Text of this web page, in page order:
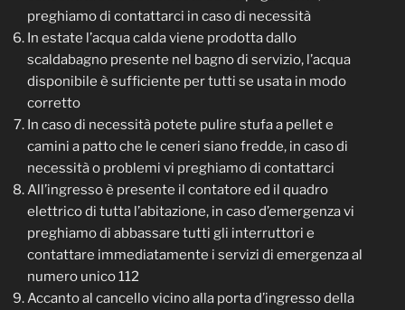
preghiamo di contattarci in caso di necessità
In estate l’acqua calda viene prodotta dallo
scaldabagno presente nel bagno di servizio, l’acqua
disponibile è sufficiente per tutti se usata in modo
corretto
In caso di necessità potete pulire stufa a pellet e
camini a patto che le ceneri siano fredde, in caso di
necessità o problemi vi preghiamo di contattarci
All’ingresso è presente il contatore ed il quadro
elettrico di tutta l’abitazione, in caso d’emergenza vi
preghiamo di abbassare tutti gli interruttori e
contattare immediatamente i servizi di emergenza al
numero unico 112
Accanto al cancello vicino alla porta d’ingresso della